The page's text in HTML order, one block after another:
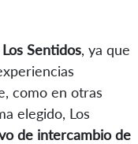
Los Sentidos, ya que
como en otras
elegido, Los
de intercambio de